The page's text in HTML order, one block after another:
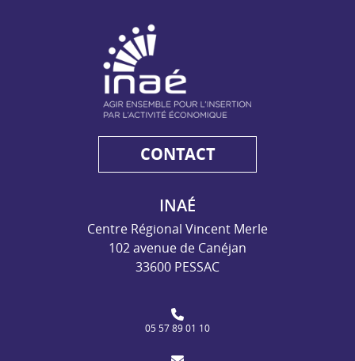
- Agir ensemble pour l'insertion par l'activité
CONTACT
INAÉ
Centre Régional Vincent Merle
102 avenue de Canéjan
33600 PESSAC
05 57 89 01 10